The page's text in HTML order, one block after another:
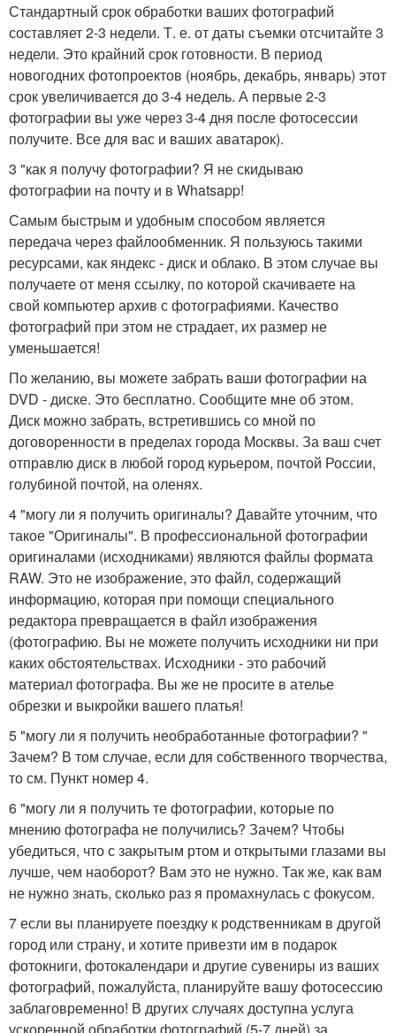
Стандартный срок обработки ваших фотографий
составляет 2-3 недели. Т. е. от даты съемки отсчитайте 3
недели. Это крайний срок готовности. В период
новогодних фотопроектов (ноябрь, декабрь, январь) этот
срок увеличивается до 3-4 недель. А первые 2-3
фотографии вы уже через 3-4 дня после фотосессии
получите. Все для вас и ваших аватарок).
3 "как я получу фотографии? Я не скидываю
фотографии на почту и в Whatsapp!
Самым быстрым и удобным способом является
передача через файлообменник. Я пользуюсь такими
ресурсами, как яндекс - диск и облако. В этом случае вы
получаете от меня ссылку, по которой скачиваете на
свой компьютер архив с фотографиями. Качество
фотографий при этом не страдает, их размер не
уменьшается!
По желанию, вы можете забрать ваши фотографии на
DVD - диске. Это бесплатно. Сообщите мне об этом.
Диск можно забрать, встретившись со мной по
договоренности в пределах города Москвы. За ваш счет
отправлю диск в любой город курьером, почтой России,
голубиной почтой, на оленях.
4 "могу ли я получить оригиналы? Давайте уточним, что
такое "Оригиналы". В профессиональной фотографии
оригиналами (исходниками) являются файлы формата
RAW. Это не изображение, это файл, содержащий
информацию, которая при помощи специального
редактора превращается в файл изображения
(фотографию. Вы не можете получить исходники ни при
каких обстоятельствах. Исходники - это рабочий
материал фотографа. Вы же не просите в ателье
обрезки и выкройки вашего платья!
5 "могу ли я получить необработанные фотографии? "
Зачем? В том случае, если для собственного творчества,
то см. Пункт номер 4.
6 "могу ли я получить те фотографии, которые по
мнению фотографа не получились? Зачем? Чтобы
убедиться, что с закрытым ртом и открытыми глазами вы
лучше, чем наоборот? Вам это не нужно. Так же, как вам
не нужно знать, сколько раз я промахнулась с фокусом.
7 если вы планируете поездку к родственникам в другой
город или страну, и хотите привезти им в подарок
фотокниги, фотокалендари и другие сувениры из ваших
фотографий, пожалуйста, планируйте вашу фотосессию
заблаговременно! В других случаях доступна услуга